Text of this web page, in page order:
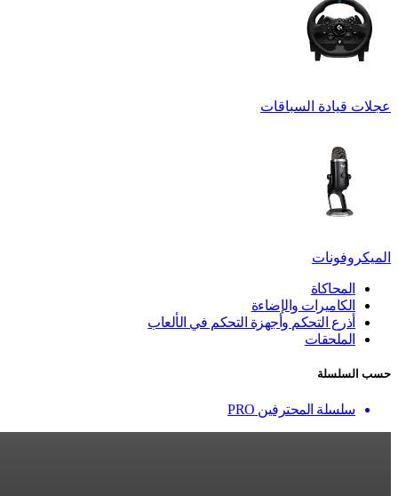
عجلات قيادة السباقات
الميكروفونات
المحاكاة
الكاميرات والإضاءة
أذرع التحكم وأجهزة التحكم في الألعاب
الملحقات
حسب السلسلة
سلسلة المحترفين PRO